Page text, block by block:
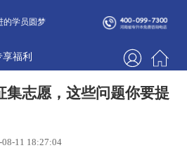
的学员圆梦
福利
集志愿，这些问题你要提
08-11 18:27:04